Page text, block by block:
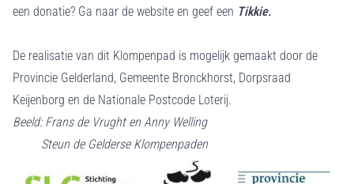
een donatie? Ga naar de website en geef een Tikkie.
De realisatie van dit Klompenpad is mogelijk gemaakt door de
Provincie Gelderland, Gemeente Bronckhorst, Dorpsraad
Keijenborg en de Nationale Postcode Loterij.
Beeld: Frans de Vrught en Anny Welling
Steun de Gelderse Klompenpaden